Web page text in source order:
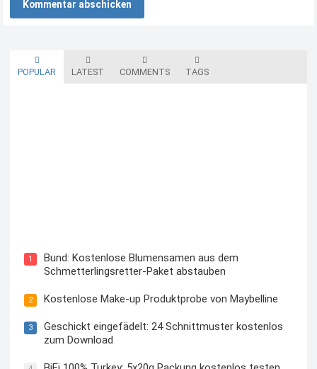
POPULAR LATEST COMMENTS TAGS
1
Bund: Kostenlose Blumensamen aus dem
Schmetterlingsretter-Paket abstauben
2 Kostenlose Make-up Produktprobe von Maybelline
3
Geschickt eingefädelt: 24 Schnittmuster kostenlos
zum Download